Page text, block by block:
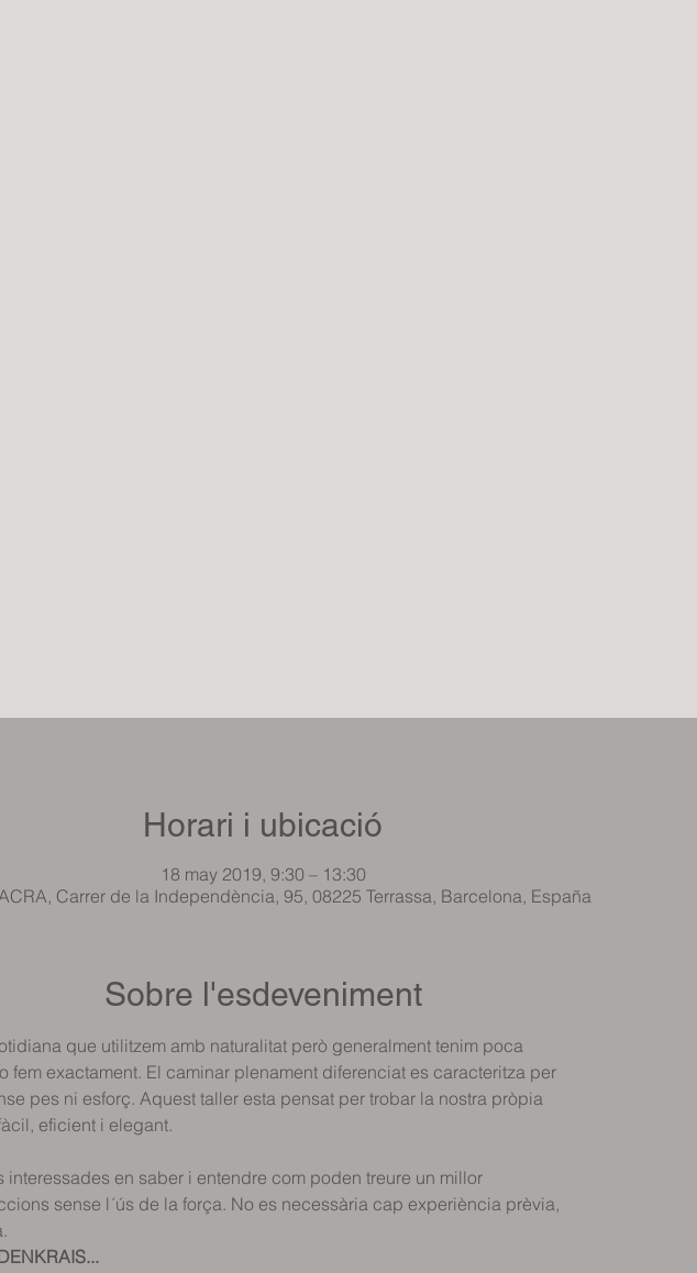
Horari i ubicació
18 may 2019, 9:30 – 13:30
Carrer de la Independència, 95, 08225 Terrassa, Barcelona, España
Sobre l'esdeveniment
Caminar es una acció quotidiana que utilitzem amb naturalitat però generalment tenim poca
consciencia sobre com ho fem exactament. El caminar plenament diferenciat es caracteritza per
una sensació de flotar sense pes ni esforç. Aquest taller esta pensat per trobar la nostra pròpia
A totes aquelles persones interessades en saber i entendre com poden treure un millor
SOBRE EL MÈTODE FELDENKRAIS...